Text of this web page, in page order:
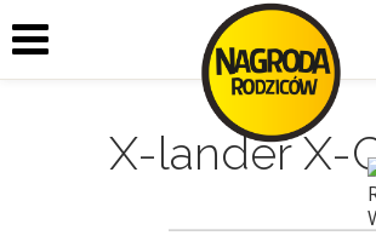
X-lander X-